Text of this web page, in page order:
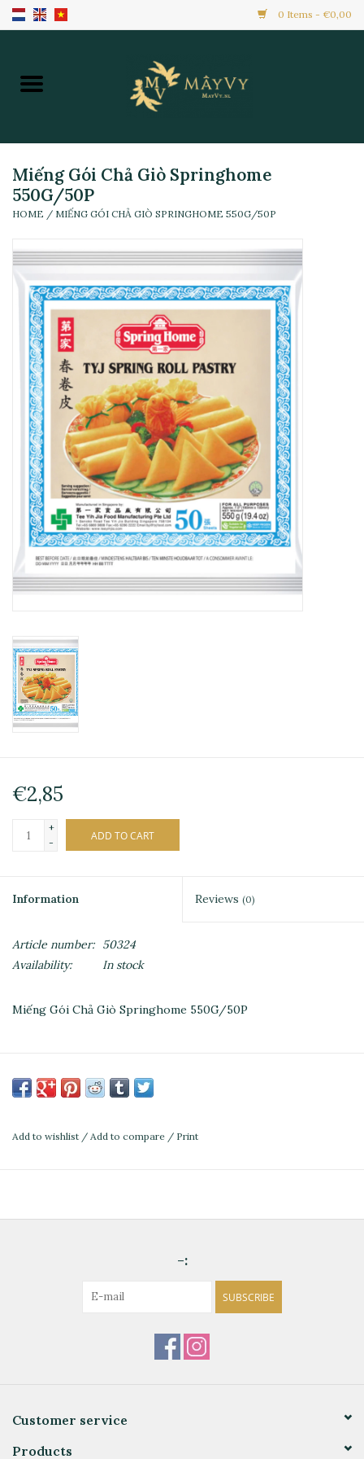
0 Items - €0,00
Home
Hàng Mới
Hàng Đông Lạnh
Toàn Bộ Sản Phẩm
Đồ Ăn Ngay
Miếng Gói Chả Giò Springhome
550G/50P
HOME / MIẾNG GÓI CHẢ GIÒ SPRINGHOME 550G/50P
€2,85
+
-
ADD TO CART
Information Reviews (0)
Article number:
50324
Availability:
In stock
Miếng Gói Chả Giò Springhome 550G/50P
Add to wishlist / Add to compare / Print
-:
SUBSCRIBE
Customer service
Products